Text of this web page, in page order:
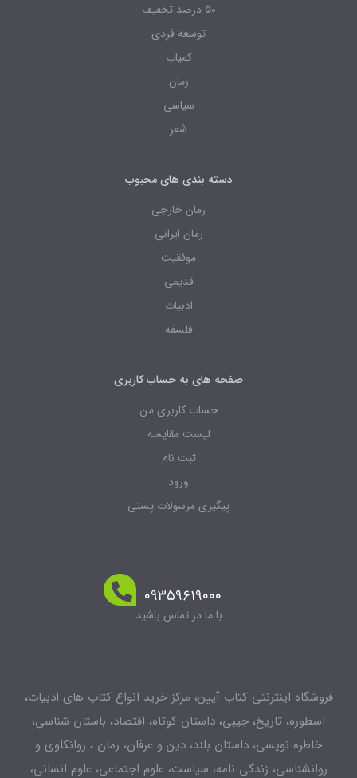
50 درصد تخفیف
توسعه فردی
کمیاب
رمان
سیاسی
شعر
دسته بندی های محبوب
رمان خارجی
رمان ایرانی
موفقیت
قدیمی
ادبیات
فلسفه
صفحه های به حساب کاربری
حساب کاربری من
لیست مقایسه
ثبت نام
ورود
پیگیری مرسولات پستی
۰۹۳۵۹۶۱۹۰۰۰
با ما در تماس باشید
فروشگاه اینترنتی کتاب آیین، مرکز خرید انواع کتاب های ادبیات،
اسطوره، تاریخ، جیبی، داستان کوتاه، اقتصاد، باستان شناسی،
خاطره نویسی، داستان بلند، دین و عرفان، رمان ، روانکاوی و
روانشناسی، زندگی نامه، سیاست، علوم اجتماعی، علوم انسانی،